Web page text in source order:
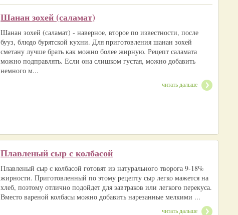
Шанан зохей (саламат)
Шанан зохей (саламат) - наверное, второе по известности, после
бууз, блюдо бурятской кухни. Для приготовления шанан зохей
сметану лучше брать как можно более жирную. Рецепт саламата
можно подправлять. Если она слишком густая, можно добавить
немного м...
читать дальше
Плавленый сыр с колбасой
Плавленый сыр с колбасой готовят из натурального творога 9-18%
жирности. Приготовленный по этому рецепту сыр легко мажется на
хлеб, поэтому отлично подойдет для завтраков или легкого перекуса.
Вместо вареной колбасы можно добавить нарезанные мелкими ...
читать дальше